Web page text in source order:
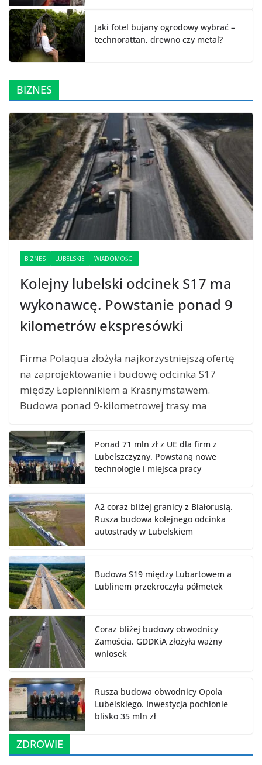
Jaki fotel bujany ogrodowy wybrać –
technorattan, drewno czy metal?
BIZNES
BIZNES LUBELSKIE WIADOMOŚCI
Kolejny lubelski odcinek S17 ma
wykonawcę. Powstanie ponad 9
kilometrów ekspresówki
Firma Polaqua złożyła najkorzystniejszą ofertę
na zaprojektowanie i budowę odcinka S17
między Łopiennikiem a Krasnymstawem.
Budowa ponad 9-kilometrowej trasy ma
Ponad 71 mln zł z UE dla firm z
Lubelszczyzny. Powstaną nowe
technologie i miejsca pracy
A2 coraz bliżej granicy z Białorusią.
Rusza budowa kolejnego odcinka
autostrady w Lubelskiem
Budowa S19 między Lubartowem a
Lublinem przekroczyła półmetek
Coraz bliżej budowy obwodnicy
Zamościa. GDDKiA złożyła ważny
wniosek
Rusza budowa obwodnicy Opola
Lubelskiego. Inwestycja pochłonie
blisko 35 mln zł
ZDROWIE